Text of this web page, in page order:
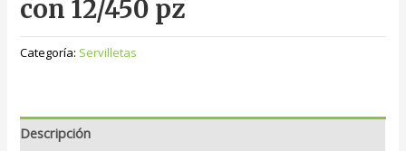
con 12/450 pz
Categoría: Servilletas
Descripción